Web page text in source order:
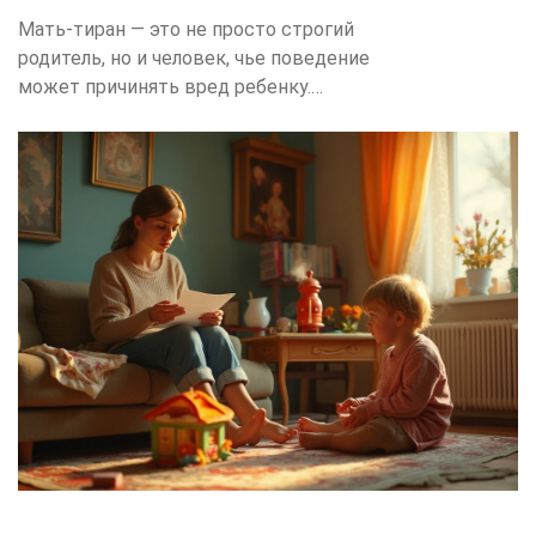
Мать-тиран — это не просто строгий
родитель, но и человек, чье поведение
может причинять вред ребенку.
легко, но важно для здорового развития
ребенка. В статье рассматриваются
характерные черты матерей-тиранов и
даются советы по улучшению семейных
отношений. Читатели узнают, как
защитить детей от эмоционального
насилия и способствовать их
позитивному воспитанию. Полезная
информация поможет вовремя выявить
проблему и создать благоприятную
обстановку для роста ребенка.